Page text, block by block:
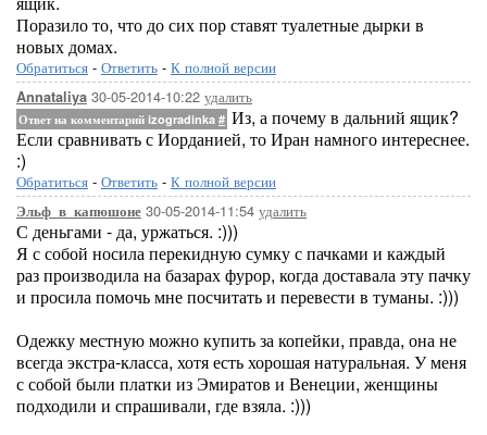
Поразило то, что до сих пор ставят туалетные дырки в
новых домах.
Обратиться - Ответить - К полной версии
Annataliya 30-05-2014-10:22 удалить
Ответ на комментарий izogradinka # Из, а почему в дальний ящик?
Если сравнивать с Иорданией, то Иран намного интереснее.
:)
Обратиться - Ответить - К полной версии
Эльф_в_капюшоне 30-05-2014-11:54 удалить
С деньгами - да, уржаться. :)))
Я с собой носила перекидную сумку с пачками и каждый
раз производила на базарах фурор, когда доставала эту пачку
и просила помочь мне посчитать и перевести в туманы. :)))
Одежку местную можно купить за копейки, правда, она не
всегда экстра-класса, хотя есть хорошая натуральная. У меня
с собой были платки из Эмиратов и Венеции, женщины
подходили и спрашивали, где взяла. :)))